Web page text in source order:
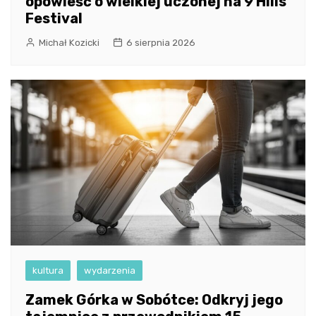
Festival
Michał Kozicki 6 sierpnia 2026
kultura wydarzenia
Zamek Górka w Sobótce: Odkryj jego